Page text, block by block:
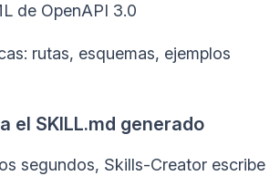
de OpenAPI 3.0
rutas, esquemas, ejemplos
el SKILL.md generado
segundos, Skills-Creator escribe